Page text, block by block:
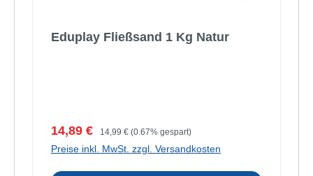
Eduplay Fließsand 1 Kg Natur
Verkaufspreis:
14,89 € Regulärer Preis:
14,99 € (0.67% gespart)
Preise inkl. MwSt. zzgl. Versandkosten